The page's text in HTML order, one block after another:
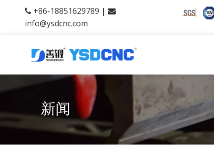
 +86-18851629789 | 
info@ysdcnc.com
新闻